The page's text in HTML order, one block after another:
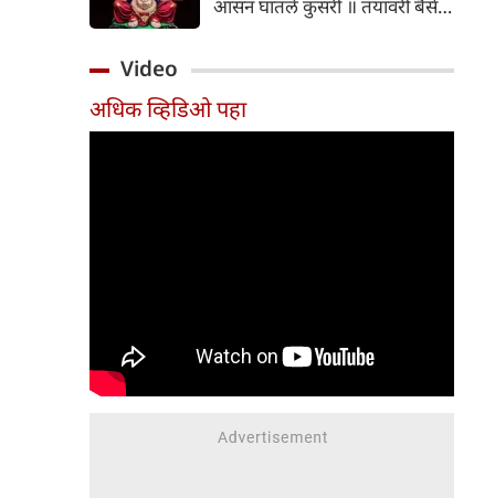
आसन घातलें कुसरी ॥ तयावरी बैसे
Video
अधिक व्हिडिओ पहा